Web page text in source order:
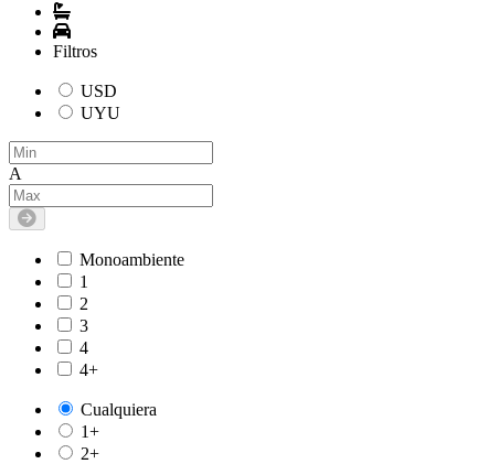
Filtros
USD
UYU
A
Monoambiente
1
2
3
4
4+
Cualquiera
1+
2+